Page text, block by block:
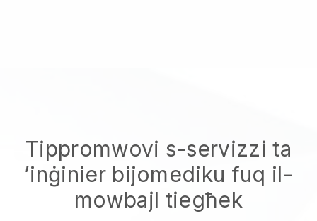
Tippromwovi s-servizzi ta
’inġinier bijomediku fuq il-
mowbajl tiegħek